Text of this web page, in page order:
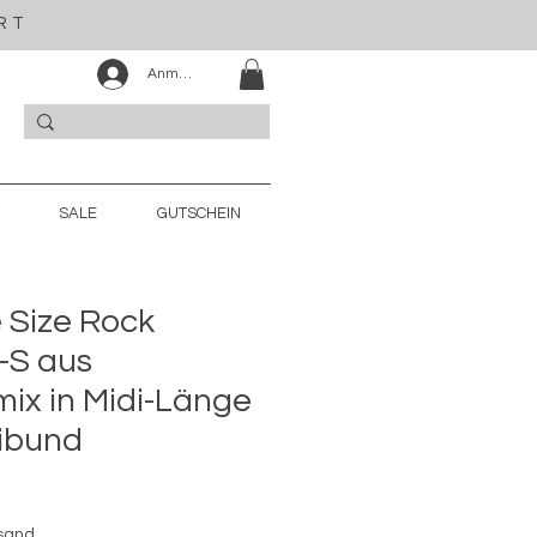
Anmelden
SALE GUTSCHEIN
Size Rock
S aus
in Midi-Länge